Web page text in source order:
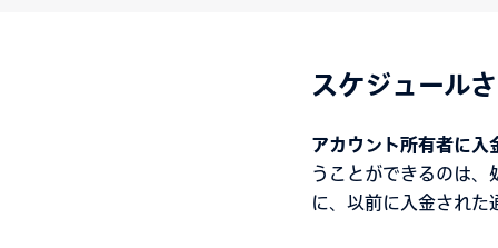
スケジュール
アカウント所有者に入
うことができるのは、
に、以前に入金された